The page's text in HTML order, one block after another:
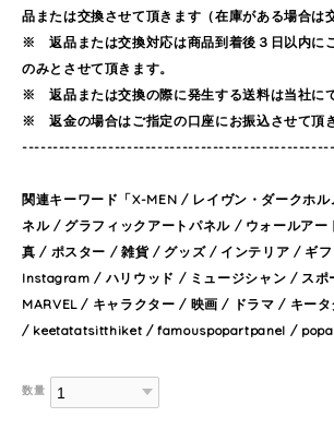
品または交換させて頂きます（在庫がある場合は
※ 返品または交換対応は商品到着後３日以内に
のみとさせて頂きます。
※ 返品または交換の際に発生する送料は当社に
※ 返金の場合はご指定の口座にお振込させて頂き
関連キーワード「X-MEN / レイヴン・ダークホ
ネル / グラフィックアートパネル / ウォールア
真 / ポスター / 雑貨 / グッズ / インテリア / ギ
Instagram / ハリウッド / ミュージシャン / ス
MARVEL / キャラクター / 映画 / ドラマ / キータ
/ keetatatsitthiket / famouspopartpanel /
数量